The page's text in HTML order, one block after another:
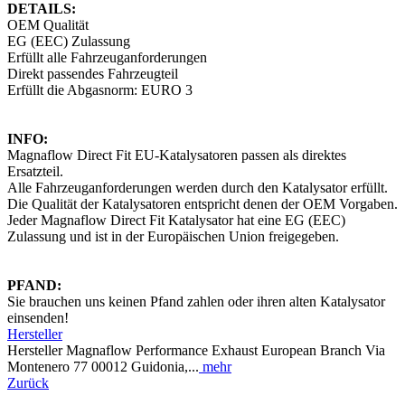
DETAILS:
OEM Qualität
EG (EEC) Zulassung
Erfüllt alle Fahrzeuganforderungen
Direkt passendes Fahrzeugteil
Erfüllt die Abgasnorm: EURO 3
INFO:
Magnaflow Direct Fit EU-Katalysatoren passen als direktes
Ersatzteil.
Alle Fahrzeuganforderungen werden durch den Katalysator erfüllt.
Die Qualität der Katalysatoren entspricht denen der OEM Vorgaben.
Jeder Magnaflow Direct Fit Katalysator hat eine EG (EEC)
Zulassung und ist in der Europäischen Union freigegeben.
PFAND:
Sie brauchen uns keinen Pfand zahlen oder ihren alten Katalysator
einsenden!
Hersteller
Hersteller Magnaflow Performance Exhaust European Branch Via
Montenero 77 00012 Guidonia,... mehr
Zurück